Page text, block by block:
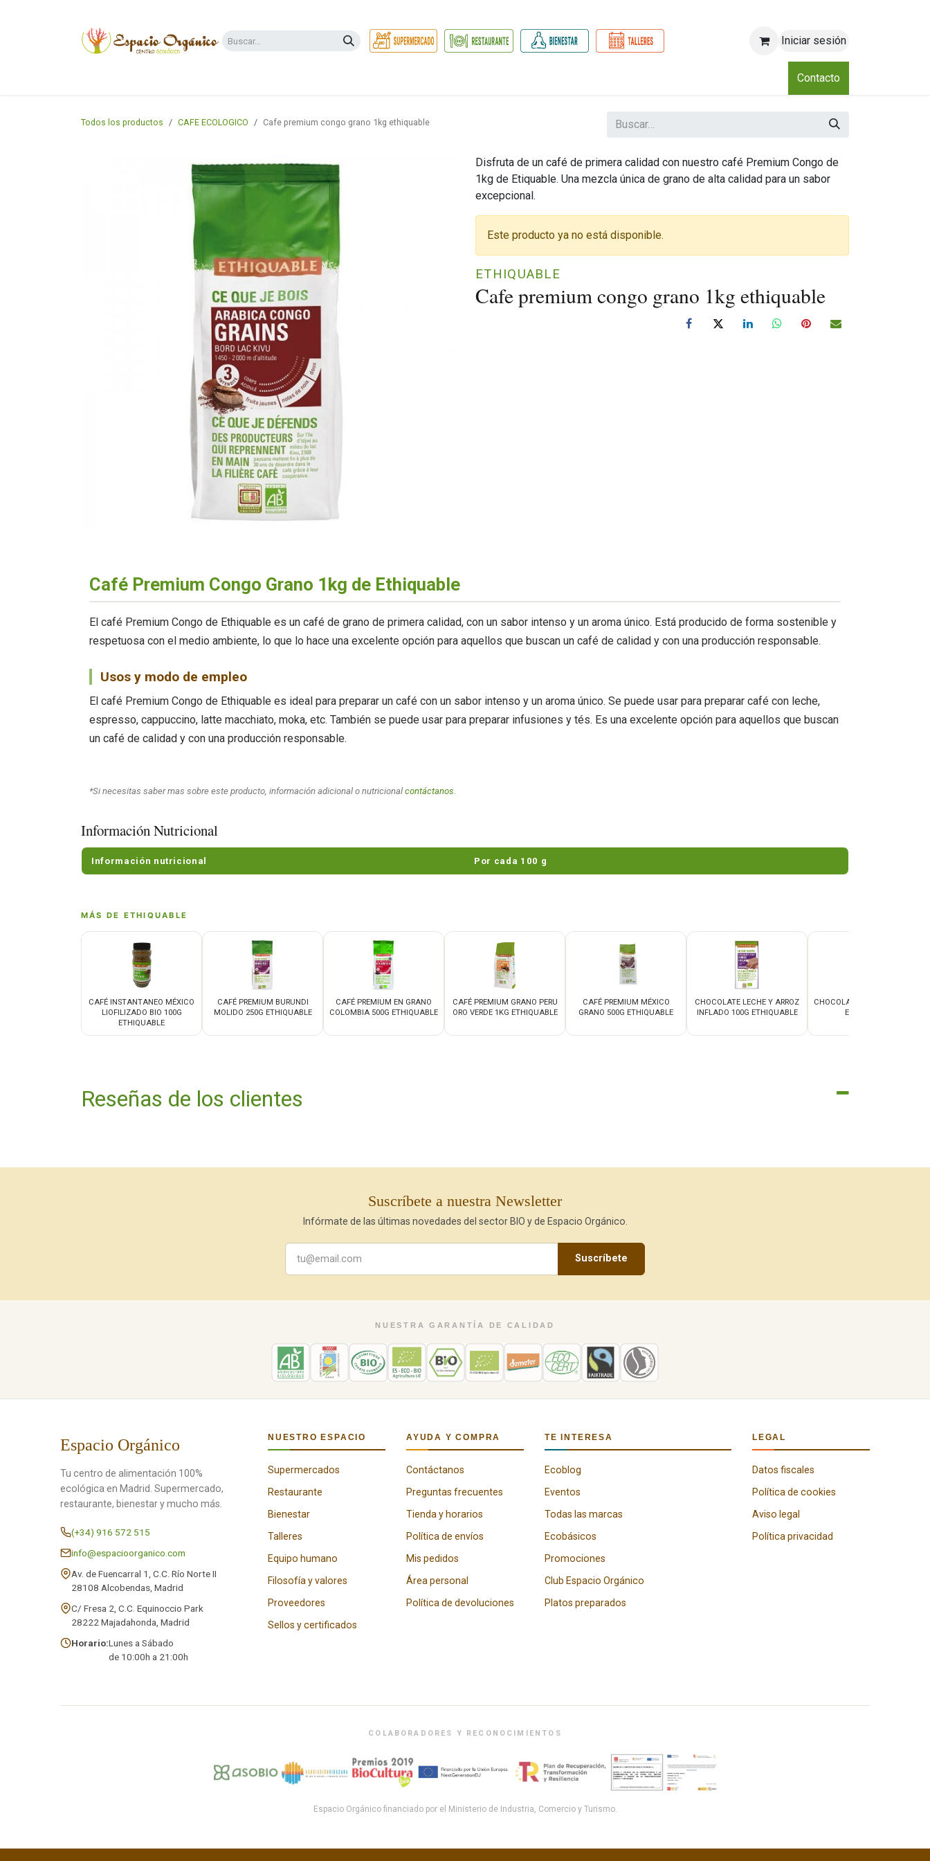
Iniciar sesión
Club
Contacto
Todos los productos CAFE ECOLOGICO Cafe premium congo grano 1kg ethiquable
Cafe premium congo grano 1kg ethiquable
Disfruta de un café de primera calidad con nuestro café Premium Congo de
1kg de Etiquable. Una mezcla única de grano de alta calidad para un sabor
excepcional.
ETHIQUABLE
Este producto ya no está disponible.
Café Premium Congo Grano 1kg de Ethiquable
El café Premium Congo de Ethiquable es un café de grano de primera calidad, con un sabor intenso y un aroma único. Está producido de forma sostenible y
respetuosa con el medio ambiente, lo que lo hace una excelente opción para aquellos que buscan un café de calidad y con una producción responsable.
Usos y modo de empleo
El café Premium Congo de Ethiquable es ideal para preparar un café con un sabor intenso y un aroma único. Se puede usar para preparar café con leche,
espresso, cappuccino, latte macchiato, moka, etc. También se puede usar para preparar infusiones y tés. Es una excelente opción para aquellos que buscan
un café de calidad y con una producción responsable.
*Si necesitas saber mas sobre este producto, información adicional o nutricional contáctanos.
Información Nutricional
Información nutricional Por cada 100 g
MÁS DE ETHIQUABLE
CAFÉ INSTANTANEO MÉXICO
LIOFILIZADO BIO 100G
ETHIQUABLE
CAFÉ PREMIUM BURUNDI
MOLIDO 250G ETHIQUABLE
CAFÉ PREMIUM EN GRANO
COLOMBIA 500G ETHIQUABLE
CAFÉ PREMIUM GRANO PERU
ORO VERDE 1KG ETHIQUABLE
CAFÉ PREMIUM MÉXICO
GRANO 500G ETHIQUABLE
CHOCOLATE LECHE Y ARROZ
INFLADO 100G ETHIQUABLE
CHOCOLATE NEGRO 74% 100G
ETHIQUABLE
Reseñas de los clientes
Suscríbete a nuestra Newsletter
Infórmate de las últimas novedades del sector BIO y de Espacio Orgánico.
Suscríbete
NUESTRA GARANTÍA DE CALIDAD
Espacio Orgánico
Tu centro de alimentación 100%
ecológica en Madrid. Supermercado,
restaurante, bienestar y mucho más.
(+34) 916 572 515
info@espacioorganico.com
Av. de Fuencarral 1, C.C. Río Norte II
28108 Alcobendas, Madrid
C/ Fresa 2, C.C. Equinoccio Park
28222 Majadahonda, Madrid
Horario:Lunes a Sábado
de 10:00h a 21:00h
NUESTRO ESPACIO
Supermercados
Restaurante
Bienestar
Talleres
Equipo humano
Filosofía y valores
Proveedores
Sellos y certificados
AYUDA Y COMPRA
Contáctanos
Preguntas frecuentes
Tienda y horarios
Política de envíos
Mis pedidos
Área personal
Política de devoluciones
TE INTERESA
Ecoblog
Eventos
Todas las marcas
Ecobásicos
Promociones
Club Espacio Orgánico
Platos preparados
LEGAL
Datos fiscales
Política de cookies
Aviso legal
Política privacidad
COLABORADORES Y RECONOCIMIENTOS
Espacio Orgánico financiado por el Ministerio de Industria, Comercio y Turismo.